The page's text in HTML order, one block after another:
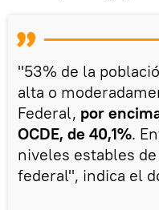
"53% de la
alta o
Federal, por
OCDE, de 40,1%.
niveles estables
federal", indica el